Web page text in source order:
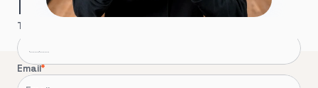
Hvordan kontakter vi dig?
Telefon
Email*